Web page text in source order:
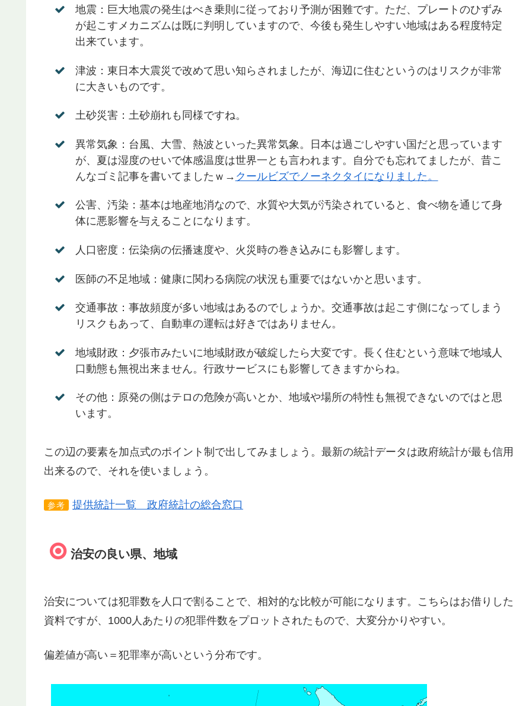
地震：巨大地震の発生はべき乗則に従っており予測が困難です。ただ、プレートのひずみ
が起こすメカニズムは既に判明していますので、今後も発生しやすい地域はある程度特定
出来ています。
津波：東日本大震災で改めて思い知らされましたが、海辺に住むというのはリスクが非常
に大きいものです。
土砂災害：土砂崩れも同様ですね。
異常気象：台風、大雪、熱波といった異常気象。日本は過ごしやすい国だと思っています
が、夏は湿度のせいで体感温度は世界一とも言われます。自分でも忘れてましたが、昔こ
んなゴミ記事を書いてましたｗ→ クールビズでノーネクタイになりました。
公害、汚染：基本は地産地消なので、水質や大気が汚染されていると、食べ物を通じて身
体に悪影響を与えることになります。
人口密度：伝染病の伝播速度や、火災時の巻き込みにも影響します。
医師の不足地域：健康に関わる病院の状況も重要ではないかと思います。
交通事故：事故頻度が多い地域はあるのでしょうか。交通事故は起こす側になってしまう
リスクもあって、自動車の運転は好きではありません。
地域財政：夕張市みたいに地域財政が破綻したら大変です。長く住むという意味で地域人
口動態も無視出来ません。行政サービスにも影響してきますからね。
その他：原発の側はテロの危険が高いとか、地域や場所の特性も無視できないのではと思
います。
この辺の要素を加点式のポイント制で出してみましょう。最新の統計データは政府統計が最も信用
出来るので、それを使いましょう。
参考 提供統計一覧 政府統計の総合窓口
治安の良い県、地域
治安については犯罪数を人口で割ることで、相対的な比較が可能になります。こちらはお借りした
資料ですが、1000人あたりの犯罪件数をプロットされたもので、大変分かりやすい。
偏差値が高い＝犯罪率が高いという分布です。